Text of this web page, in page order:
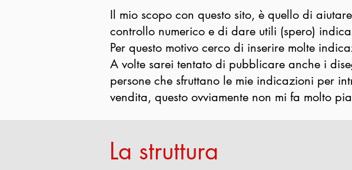
Il mio scopo con questo sito, è quello di
controllo numerico e di dare utili (spero)
Per questo motivo cerco di inserire molte
A volte sarei tentato di pubblicare anche i
persone che sfruttano le mie indicazioni per
vendita, questo ovviamente non mi fa molto
La struttura